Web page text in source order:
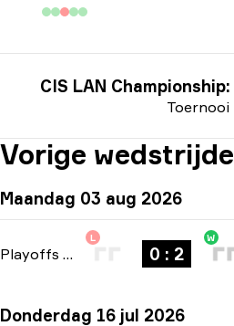
Toernooi
CIS LAN
Vorige
Maandag 03 aug 2026
Playoffs
L
0 : 2
W
Donderdag 16 jul 2026